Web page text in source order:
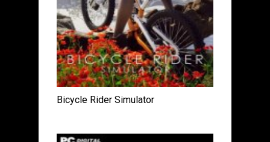
Bicycle Rider Simulator